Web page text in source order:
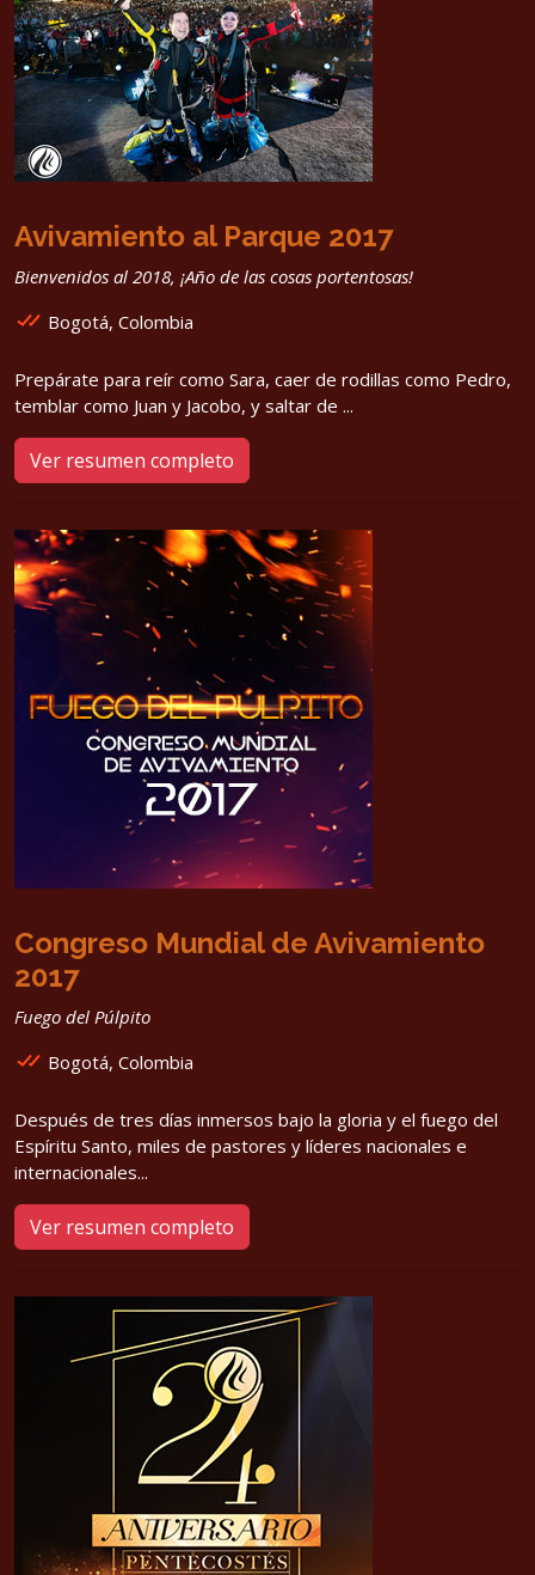
Avivamiento al Parque 2017
Bienvenidos al 2018, ¡Año de las cosas portentosas!
Bogotá, Colombia
Prepárate para reír como Sara, caer de rodillas como Pedro,
temblar como Juan y Jacobo, y saltar de ...
Ver resumen completo
Congreso Mundial de Avivamiento
2017
Fuego del Púlpito
Bogotá, Colombia
Después de tres días inmersos bajo la gloria y el fuego del
Espíritu Santo, miles de pastores y líderes nacionales e
internacionales...
Ver resumen completo